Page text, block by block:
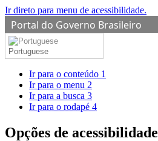
Ir direto para menu de acessibilidade.
Portal do Governo Brasileiro
Portuguese
Ir para o conteúdo 1
Ir para o menu 2
Ir para a busca 3
Ir para o rodapé 4
Opções de acessibilidade